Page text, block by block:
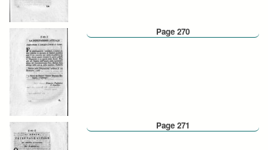
Page 270
Page 271